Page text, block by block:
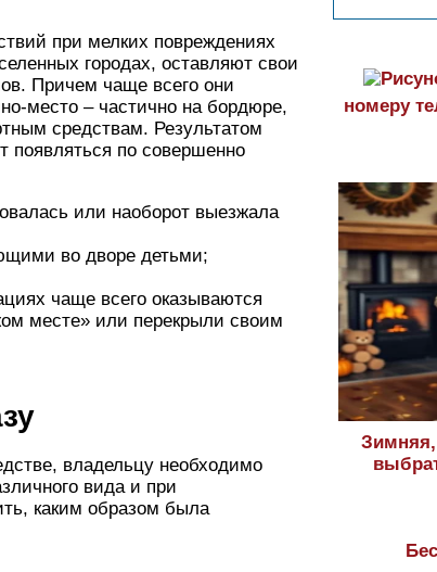
при мелких повреждениях
городах, оставляют свои
Причем чаще всего они
место – частично на бордюре,
средствам. Результатом
появляться по совершенно
или наоборот выезжала
во дворе детьми;
чаще всего оказываются
месте» или перекрыли своим
владельцу необходимо
вида и при
каким образом была
номеру
Зимняя,